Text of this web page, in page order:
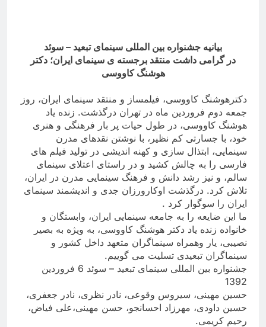
بیانیه جشنواره بین المللی سینمای تبعید – سوئد
در گرامی داشت منتقد برجسته ی سینمای ایران؛ دکتر
هوشنگ کاووسی
دکترهوشنگ کاووسی، فیلمساز و منتقد سینمای ایران، روز
جمعه دوم فروردین ماه در تهران درگذشت. زنده یاد
هوشنگ کاووسی، در طول حیات پر بار فرهنگی و هنری
خود، با جسارتی کم نظیر، با نوشتن نقدهای مدرن
سینمایی، ابتذال سازی و کهنه اندیشی در تولید فیلم های
فارسی را به چالش کشید و در راستای اعتلای سینمای
سالم، و نیز رشد دانش و فرهنگ سینمایی مدرن در ایران،
تلاش کرد. درگذشت اوکارورزان جدی و اندیشمند سینمای
ایران را سوگوار کرد .
ما این ضایعه را به جامعه سینمایی ایران، وابستگان و
خانواده زنده یاد دکتر هوشنگ کاووسی، به ویژه به بصیر
نصیبی، یار وهمراه سینماگران متعهد داخل کشور و
سینماگران تبعیدی تسلیت می گوییم.
جشنواره بین المللی سینمای تبعید – سوئد 6 فروردین
1392
حسین مهینی، سیروس وقوعی، نادر نظری، نادر جعفری،
حسین داودی، مهرزاد احسانجو، حسن مهینی،علی فیاض،
رحیم کریمی.